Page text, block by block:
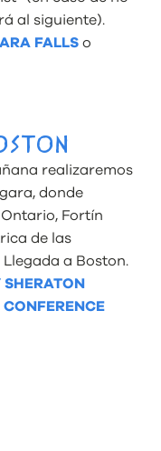
al siguiente).
FALLS o
realizaremos
donde
Fortín
de las
a Boston.
SHERATON